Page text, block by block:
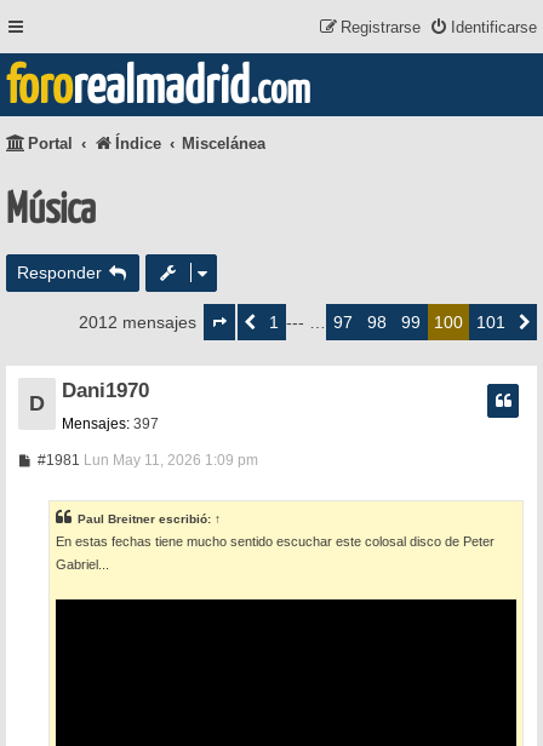
Identificarse
Registrarse
fororealmadrid.com
Portal Índice Miscelánea
Música
Responder
2012 mensajes
Página
deAnterior1 --- … 97 98 99 100 101
D
Dani1970
Mensajes: 397
#1981 M
a
j
e
Lun May 11, 2026 1:09 pm
Paul Breitner escribió: ↑
En estas fechas tiene mucho sentido escuchar este colosal disco de Peter
Gabriel...